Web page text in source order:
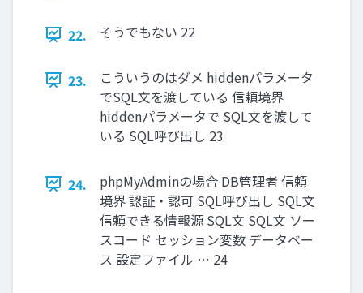
22. そうでもない 22
23.
こういうのはダメ hiddenパラメータ
でSQL文を渡している 信頼境界
hiddenパラメータで SQL文を渡して
いる SQL呼び出し 23
24.
phpMyAdminの場合 DB管理者 信頼
境界 認証・認可 SQL呼び出し SQL文
信頼できる情報源 SQL文 SQL文 ソー
スコード セッション変数 データベー
ス 設定ファイル … 24